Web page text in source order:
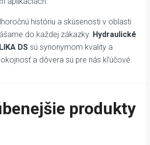
históriu a skúsenosti v oblasti
do každej zákazky. Hydraulické
DS sú synonymom kvality a
a dôvera sú pre nás kľúčové.
produkty